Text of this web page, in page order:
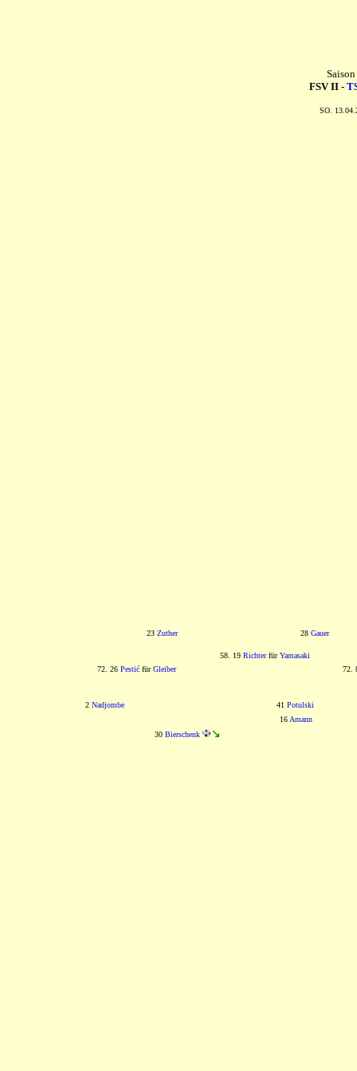
FSV II -
SO.
23 Zuther 28 Gauer
58. 19 RichterfürYamasaki
72. 26 PestićfürGleiber 72.
2 Nadjombe 41 Potulski
16 Amann
30 Bierschenk